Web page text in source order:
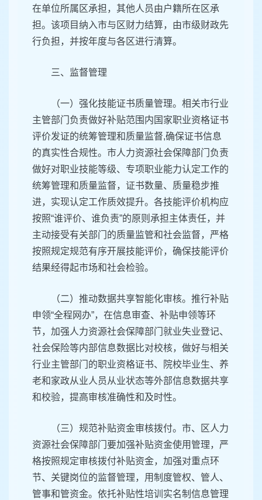
在单位所属区承担，其他人员由户籍所在区承
担。该项目纳入市与区财力结算，由市级财政先
行负担，并按年度与各区进行清算。
三、监督管理
（一）强化技能证书质量管理。相关市行业
主管部门负责做好补贴范围内国家职业资格证书
评价发证的统筹管理和质量监督,确保证书信息
的真实性合规性。市人力资源社会保障部门负责
做好对职业技能等级、专项职业能力认定工作的
统筹管理和质量监督，证书数量、质量稳步推
进，实现认定工作质效提升。各技能评价机构应
按照“谁评价、谁负责”的原则承担主体责任，并
主动接受有关部门的质量监管和社会监督，严格
按照规定规范有序开展技能评价，确保技能评价
结果经得起市场和社会检验。
（二）推动数据共享智能化审核。推行补贴
申领“全程网办”，在信息审查、补贴申领等环
节，加强人力资源社会保障部门就业失业登记、
社会保险等内部信息数据比对校核，做好与相关
行业主管部门的职业资格证书、院校毕业生、养
老和家政从业人员从业状态等外部信息数据共享
和校验，提高审核准确性和及时性。
（三）规范补贴资金审核拨付。市、区人力
资源社会保障部门要加强补贴资金使用管理，严
格按照规定审核拨付补贴资金，加强对重点环
节、关键岗位的监督管理，用制度管权、管人、
管事和管资金。依托补贴性培训实名制信息管理